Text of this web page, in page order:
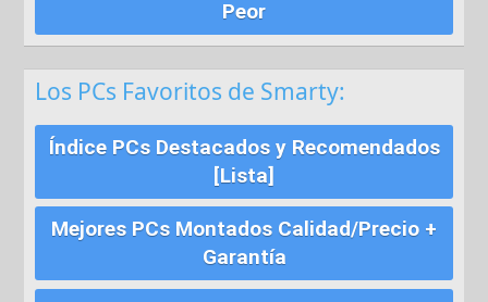
Peor
Los PCs Favoritos de Smarty:
Índice PCs Destacados y Recomendados
[Lista]
Mejores PCs Montados Calidad/Precio +
Garantía